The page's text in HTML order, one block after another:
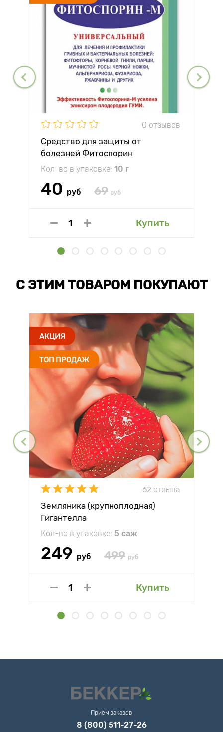
0 отзывов
Средство для защиты от
болезней Фитоспорин
Кол-во в упаковке: 10 г
40 руб 69 руб
Купить
С ЭТИМ ТОВАРОМ ПОКУПАЮТ
АКЦИЯ
ТОП ПРОДАЖ
62 отзыва
Земляника (крупноплодная)
Гигантелла
Кол-во в упаковке: 5 саж
249 руб 499 руб
Купить
Прием заказов
8 (800) 511-27-26